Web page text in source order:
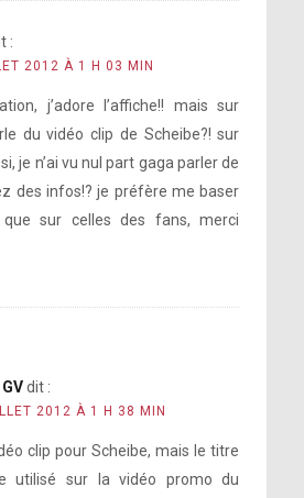
:
2012 À 1 H 03 MIN
j’adore l’affiche!! mais sur
du vidéo clip de Scheibe?! sur
je n’ai vu nul part gaga parler de
des infos!? je préfère me baser
sur celles des fans, merci
dit :
2012 À 1 H 38 MIN
clip pour Scheibe, mais le titre
utilisé sur la vidéo promo du